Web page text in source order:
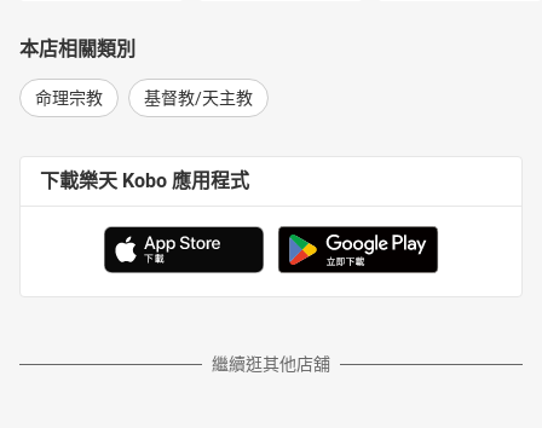
本店相關類別
命理宗教 基督教/天主教
下載樂天 Kobo 應用程式
繼續逛其他店舖